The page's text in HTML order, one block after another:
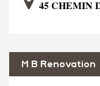
45 CHEMIN
M B Renovation